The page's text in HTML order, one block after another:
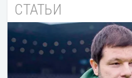
СТАТЬИ